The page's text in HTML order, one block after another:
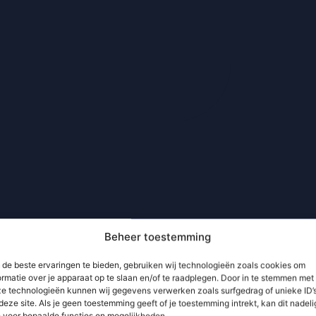
Beheer toestemming
de beste ervaringen te bieden, gebruiken wij technologieën zoals cookies om
over je apparaat op te slaan en/of te raadplegen. Door in te stemmen met
technologieën kunnen wij gegevens verwerken zoals surfgedrag of unieke
site. Als je geen toestemming geeft of je toestemming intrekt, kan dit